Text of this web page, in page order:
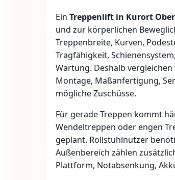
Ein Treppenlift in Kurort
und zur körperlichen
Treppenbreite, Kurven,
Tragfähigkeit,
Wartung. Deshalb
Montage, Maßanfertigung,
mögliche Zuschüsse.
Für gerade Treppen kommt
Wendeltreppen oder engen
geplant. Rollstuhlnutzer
Außenbereich zählen
Plattform, Notabsenkung,